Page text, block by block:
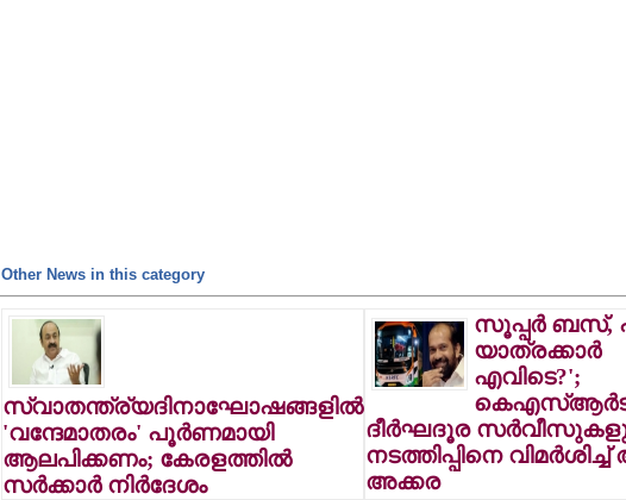
Other News in this category
സ്വാതന്ത്ര്യദിനാഘോഷങ്ങളില്‍
'വന്ദേമാതരം' പൂര്‍ണമായി
ആലപിക്കണം; കേരളത്തില്‍
സര്‍ക്കാര്‍ നിര്‍ദേശം
സൂപ്പര്‍ ബസ്,
യാത്രക്കാര്‍
എവിടെ?';
ദീര്‍ഘദൂര
നടത്തിപ്പിനെ
അക്കര